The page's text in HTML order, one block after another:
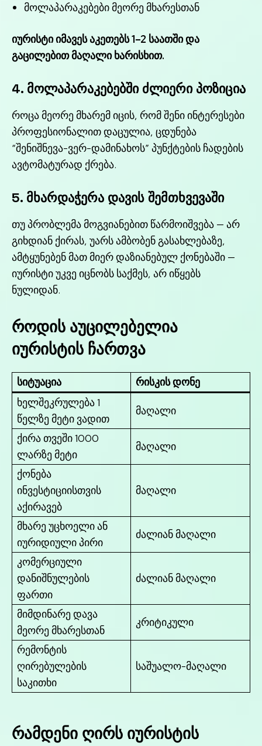
მოლაპარაკებები მეორე მხარესთან
იურისტი იმავეს აკეთებს 1–2 საათში და
გაცილებით მაღალი ხარისხით.
4. მოლაპარაკებებში ძლიერი პოზიცია
როცა მეორე მხარემ იცის, რომ შენი ინტერესები
პროფესიონალით დაცულია, ცდუნება
“შენიშნევა-ვერ-დამინახოს” პუნქტების ჩადების
ავტომატურად ქრება.
5. მხარდაჭერა დავის შემთხვევაში
თუ პრობლემა მოგვიანებით წარმოიშვება — არ
გიხდიან ქირას, უარს ამბობენ გასახლებაზე,
ამტყუნებენ მათ მიერ დაზიანებულ ქონებაში —
იურისტი უკვე იცნობს საქმეს, არ იწყებს
ნულიდან.
როდის აუცილებელია
იურისტის ჩართვა
სიტუაცია
რისკის დონე
ხელშეკრულება 1
წელზე მეტი ვადით
მაღალი
ქირა თვეში 1000
ლარზე მეტი
მაღალი
ქონება
ინვესტიციისთვის
აქირავებ
მაღალი
მხარე უცხოელი ან
იურიდიული პირი
ძალიან მაღალი
კომერციული
დანიშნულების
ფართი
ძალიან მაღალი
მიმდინარე დავა
მეორე მხარესთან
კრიტიკული
რემონტის
ღირებულების
საკითხი
საშუალო-მაღალი
რამდენი ღირს იურისტის